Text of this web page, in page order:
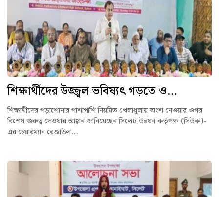
শিক্ষার্থীদের উজ্জ্বল ভবিষ্যৎ গড়তে ও...
শিক্ষার্থীদের পড়াশোনার পাশাপাশি নিয়মিত খেলাধুলায় অংশ নেওয়ার ওপর
বিশেষ গুরুত্ব দেওয়ার আহ্বান জানিয়েছেন সিলেট উন্নয়ন কর্তৃপক্ষ (সিউক)-
এর চেয়ারম্যান রেজাউল...